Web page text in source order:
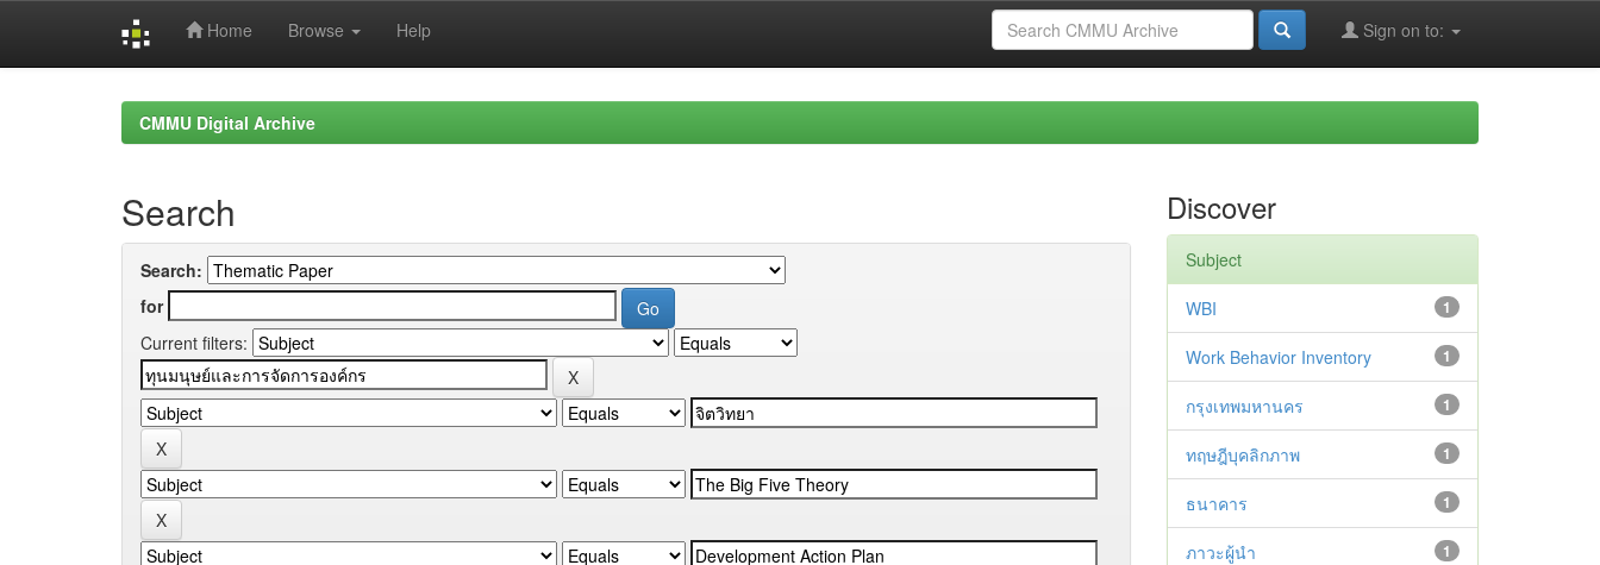
Home Browse Help Sign on to:
CMMU Digital Archive
Search
Search:
for
Current filters:
Discover
Subject
1
WBI
1
Work Behavior Inventory
1
กรุงเทพมหานคร
1
ทฤษฎีบุคลิกภาพ
1
ธนาคาร
1
ภาวะผู้นำ